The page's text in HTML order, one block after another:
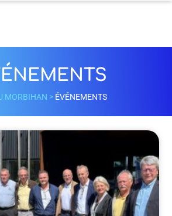
MORBIHAN > ÉVÉNEMENTS